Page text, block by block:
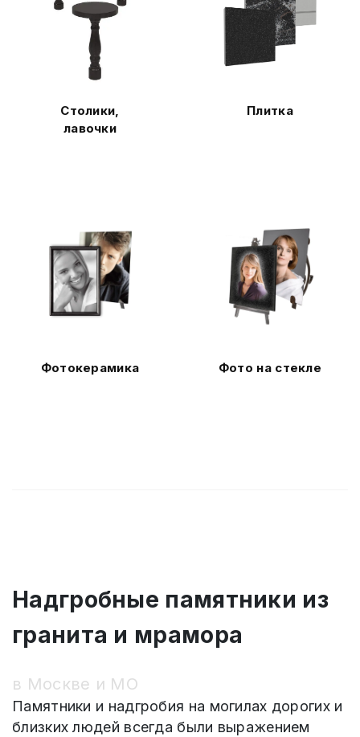
Столики,
лавочки
Плитка
Фотокерамика Фото на стекле
Надгробные памятники из
гранита и мрамора
в Москве и МО
Памятники и надгробия на могилах дорогих и
близких людей всегда были выражением